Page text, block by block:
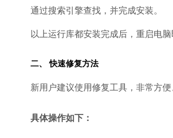
通过搜索引擎查找，并完成安装。
以上运行库都安装完成后，重启电脑
二、 快速修复方法
新用户建议使用修复工具，非常方
具体操作如下：